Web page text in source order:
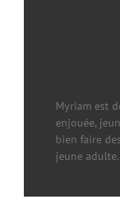
Myriam est
enjouée,
bien faire
jeune adulte.